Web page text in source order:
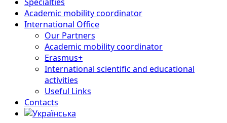
Academic mobility coordinator
International Office
Our Partners
Academic mobility coordinator
Erasmus+
International scientific and educational
activities
Useful Links
Contacts